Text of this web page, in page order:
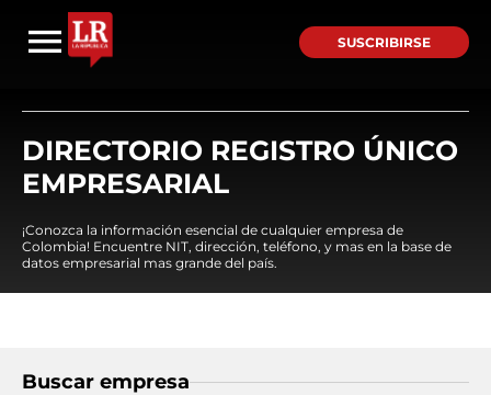
SUSCRIBIRSE
DIRECTORIO REGISTRO ÚNICO
EMPRESARIAL
¡Conozca la información esencial de cualquier empresa de
Colombia! Encuentre NIT, dirección, teléfono, y mas en la base de
datos empresarial mas grande del país.
Buscar empresa